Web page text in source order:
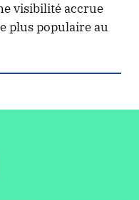
visibilité accrue
plus populaire au